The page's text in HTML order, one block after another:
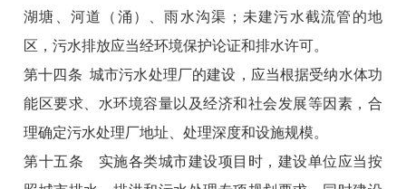
湖塘、河道（涌）、雨水沟渠；未建污水截流管的地
区，污水排放应当经环境保护论证和排水许可。
第十四条 城市污水处理厂的建设，应当根据受纳水体功
能区要求、水环境容量以及经济和社会发展等因素，合
理确定污水处理厂地址、处理深度和设施规模。
第十五条 实施各类城市建设项目时，建设单位应当按